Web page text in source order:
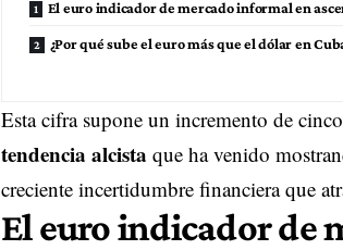
El euro indicador de mercado informal en
¿Por qué sube el euro más que el dólar en
Esta cifra supone un incremento de
tendencia alcista que ha venido
creciente incertidumbre financiera que
El euro indicador de